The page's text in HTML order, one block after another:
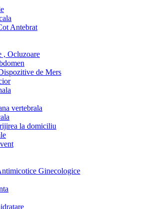
Antebrat
, Ocluzoare
de Mers
vertebrala
la domiciliu
Ginecologice